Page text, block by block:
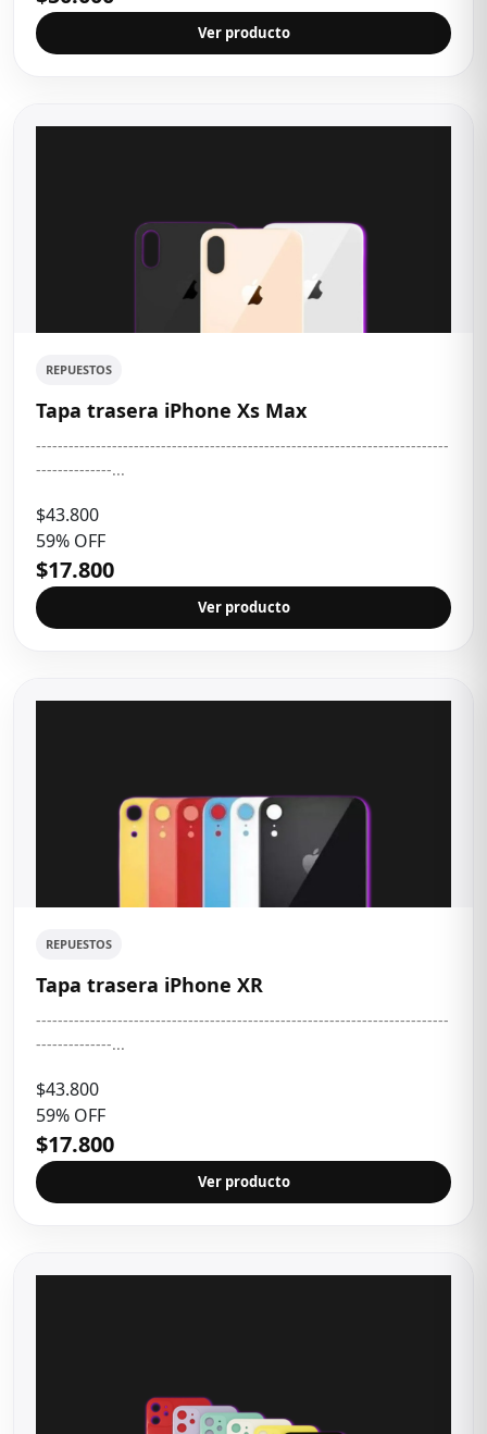
Ver producto
REPUESTOS
Tapa trasera iPhone Xs Max
----------------------------------------------------------------------------
--------------...
$43.800
59% OFF
$17.800
Ver producto
REPUESTOS
Tapa trasera iPhone XR
----------------------------------------------------------------------------
--------------...
$43.800
59% OFF
$17.800
Ver producto